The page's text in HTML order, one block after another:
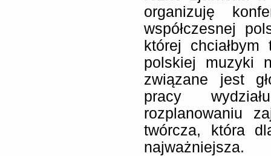
organizuję
współczesnej
której
polskiej muzyki
związane jest
pracy
rozplanowaniu
twórcza, która
najważniejsza.